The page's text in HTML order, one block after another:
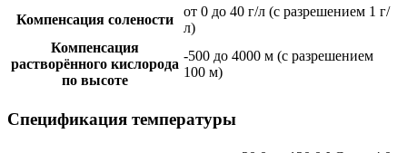
Компенсация солености
от 0 до 40 г/л (с разрешением 1 г/
л)
Компенсация
растворённого кислорода
по высоте
-500 до 4000 м (с разрешением
100 м)
Спецификация температуры